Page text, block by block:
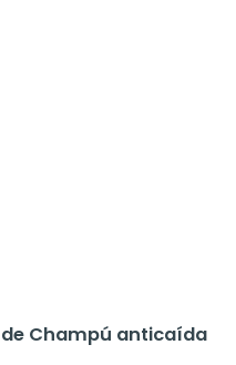
Champú anticaída